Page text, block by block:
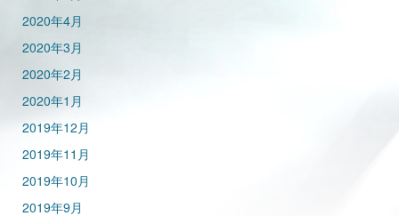
2020年4月
2020年3月
2020年2月
2020年1月
2019年12月
2019年11月
2019年10月
2019年9月